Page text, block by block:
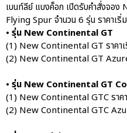
เบนท์ลีย์ แบงค็อก เปิดรับคำสั่งจอ
Flying Spur จำนวน 6 รุ่น ราคาเริ่
• รุ่น New Continental GT
(1) New Continental GT ราคา
(2) New Continental GT
• รุ่น New Continental GT
(1) New Continental GTC ราค
(2) New Continental GTC